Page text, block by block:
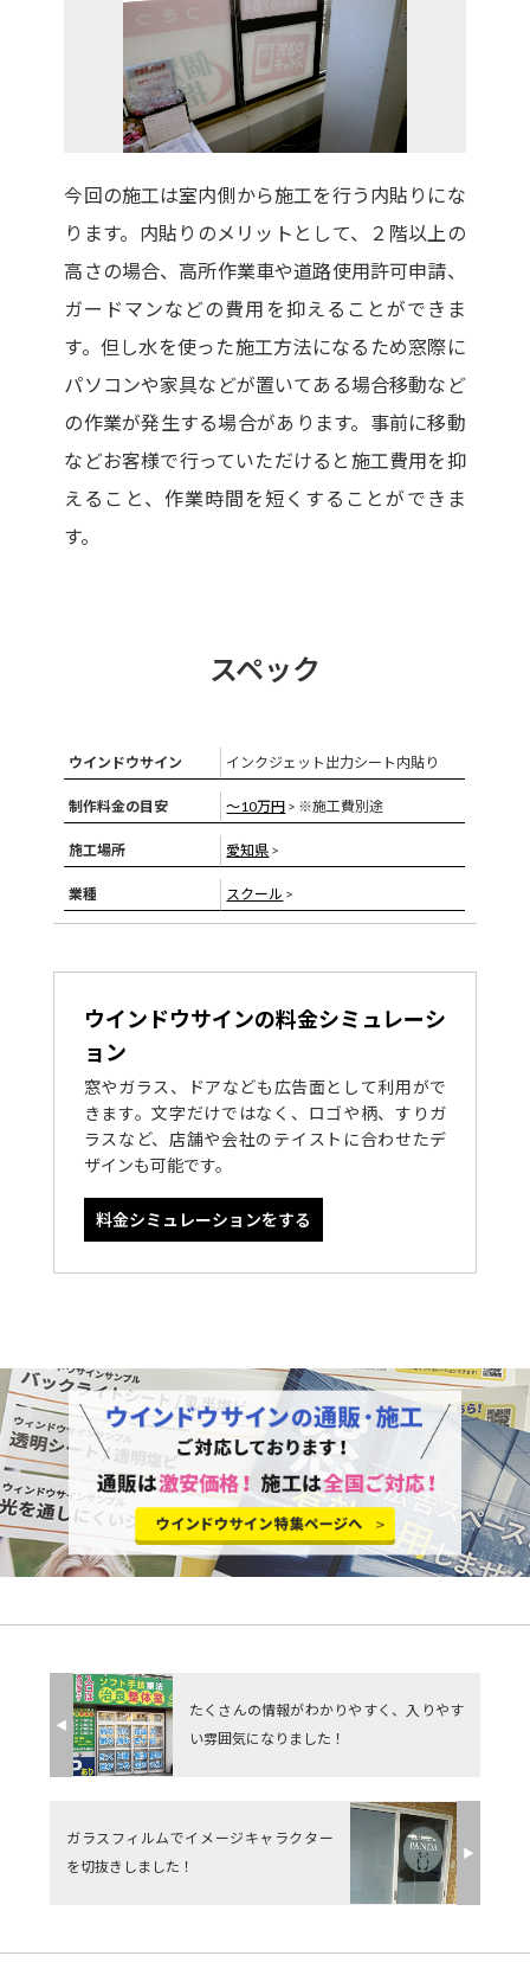
今回の施工は室内側から施工を行う内貼りにな
ります。内貼りのメリットとして、２階以上の
高さの場合、高所作業車や道路使用許可申請、
ガードマンなどの費用を抑えることができま
す。但し水を使った施工方法になるため窓際に
パソコンや家具などが置いてある場合移動など
の作業が発生する場合があります。事前に移動
などお客様で行っていただけると施工費用を抑
えること、作業時間を短くすることができま
す。
スペック
ウインドウサイン インクジェット出力シート内貼り
制作料金の目安 〜10万円 > ※施工費別途
施工場所 愛知県 >
業種 スクール >
ウインドウサインの料金シミュレーシ
ョン
窓やガラス、ドアなども広告面として利用がで
きます。文字だけではなく、ロゴや柄、すりガ
ラスなど、店舗や会社のテイストに合わせたデ
ザインも可能です。
料金シミュレーションをする
◀︎
たくさんの情報がわかりやすく、入りやす
い雰囲気になりました！
ガラスフィルムでイメージキャラクター
を切抜きしました！
▶︎